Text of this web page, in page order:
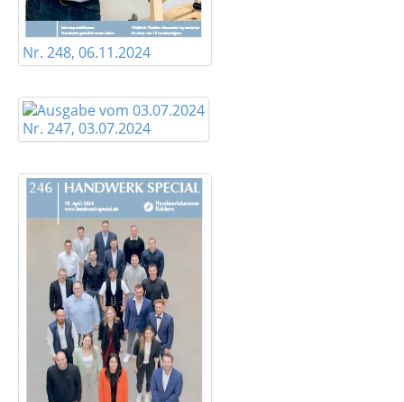
Nr. 248, 06.11.2024
Nr. 247, 03.07.2024